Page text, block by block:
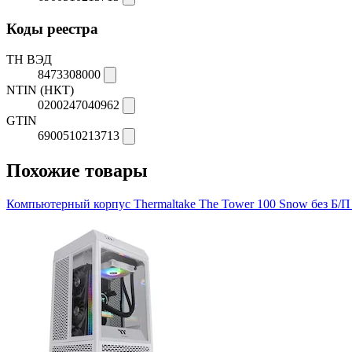
Коды реестра
ТН ВЭД
8473308000
NTIN (НКТ)
0200247040962
GTIN
6900510213713
Похожие товары
Компьютерный корпус Thermaltake The Tower 100 Snow без Б/